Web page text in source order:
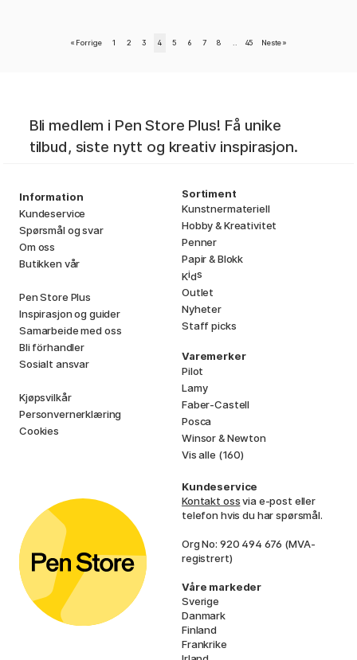
« Forrige 1 2 3 4 5 6 7 8 45 Neste»
Bli medlem i Pen Store Plus! Få unike
tilbud, siste nytt og kreativ inspirasjon.
Information
Kundeservice
Spørsmål og svar
Om oss
Butikken vår
Pen Store Plus
Inspirasjon og guider
Samarbeide med oss
Bli förhandler
Sosialt ansvar
Kjøpsvilkår
Personvernerklæring
Cookies
Sortiment
Kunstnermateriell
Hobby & Kreativitet
Penner
Papir & Blokk
Kids
Outlet
Nyheter
Staff picks
Varemerker
Pilot
Lamy
Faber-Castell
Posca
Winsor & Newton
Vis alle (160)
Kundeservice
Kontakt ossvia e-post eller
telefon hvis du har spørsmål.
Org No: 920 494 676 (MVA-
registrert)
Våre markeder
Sverige
Danmark
Finland
Frankrike